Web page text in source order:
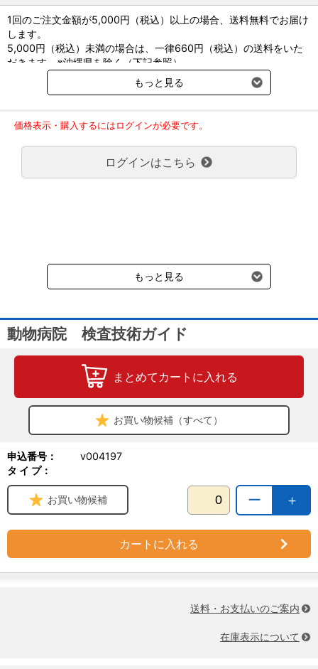
■監修：石田卓夫（日本臨床獣医学フォーラム会長）
■B5判／204ページ／オールカラー
■緑書房
1回のご注文金額が5,000円（税込）以上の場合、送料無料でお届け
します。
5,000円（税込）未満の場合は、一律660円（税込）の送料をいた
だきます。※沖縄県を除く（下記参照）
※2017年11月14日（火）より沖縄県へのお届けにつきましては、1
回のご注文金額（税込）が、30,000円以上で配送無料となります。
ご了承のほどよろしくお願い致します。
弊社都合でお届けが２回以上に分かれる場合の送料負担は、１回分
のみで新たな送料は発生しません。
大型商品送料が必要な商品をご注文の場合は、大型商品送料のみご
負担頂きます。
受けます。
もっと見る
価格表示・購入するにはログインが必要です。
ログインはこちら
もっと見る
動物病院 検査技術ガイド
まとめてカートに入れる
お買い物候補（すべて）
申込番号：
v004197
タ イ プ：
＋
ー
お買い物候補
カートに入れる
送料・お支払いのご案内
在庫表示について